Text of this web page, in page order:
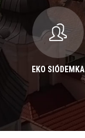
EKO SIÓDEMKA